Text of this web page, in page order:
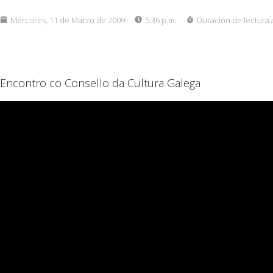
Mércores, 11 de Marzo de 2009 5:36 p.m. Duración de lectura
Encontro co Consello da Cultura Galega